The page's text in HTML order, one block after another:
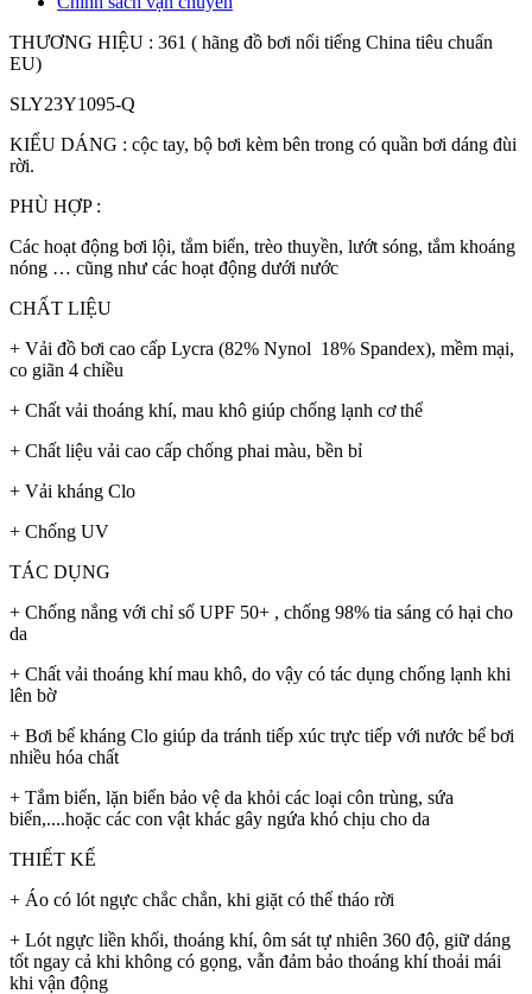
THƯƠNG HIỆU : 361 ( hãng đồ bơi nổi tiếng China tiêu chuẩn
EU)
SLY23Y1095-Q
KIỂU DÁNG : cộc tay, bộ bơi kèm bên trong có quần bơi dáng đùi
rời.
PHÙ HỢP :
Các hoạt động bơi lội, tắm biển, trèo thuyền, lướt sóng, tắm khoáng
nóng … cũng như các hoạt động dưới nước
CHẤT LIỆU
+ Vải đồ bơi cao cấp Lycra (82% Nynol 18% Spandex), mềm mại,
co giãn 4 chiều
+ Chất vải thoáng khí, mau khô giúp chống lạnh cơ thể
+ Chất liệu vải cao cấp chống phai màu, bền bỉ
+ Vải kháng Clo
+ Chống UV
TÁC DỤNG
+ Chống nắng với chỉ số UPF 50+ , chống 98% tia sáng có hại cho
da
+ Chất vải thoáng khí mau khô, do vậy có tác dụng chống lạnh khi
lên bờ
+ Bơi bể kháng Clo giúp da tránh tiếp xúc trực tiếp với nước bể bơi
nhiều hóa chất
+ Tắm biển, lặn biển bảo vệ da khỏi các loại côn trùng, sứa
biển,....hoặc các con vật khác gây ngứa khó chịu cho da
THIẾT KẾ
+ Áo có lót ngực chắc chắn, khi giặt có thể tháo rời
+ Lót ngực liền khối, thoáng khí, ôm sát tự nhiên 360 độ, giữ dáng
tốt ngay cả khi không có gọng, vẫn đảm bảo thoáng khí thoải mái
khi vận động